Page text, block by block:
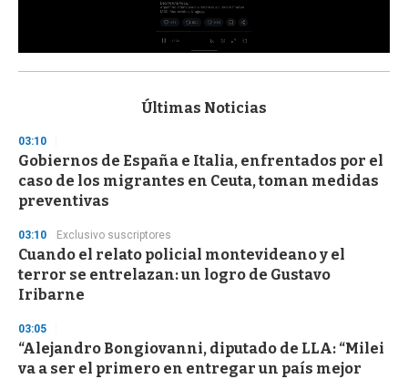
s
d
s
o
f
3
s
e
c
o
n
s
Últimas Noticias
03:10
Gobiernos de España e Italia, enfrentados por el
caso de los migrantes en Ceuta, toman medidas
preventivas
03:10 Exclusivo suscriptores
Cuando el relato policial montevideano y el
terror se entrelazan: un logro de Gustavo
Iribarne
03:05
“Alejandro Bongiovanni, diputado de LLA: “Milei
va a ser el primero en entregar un país mejor